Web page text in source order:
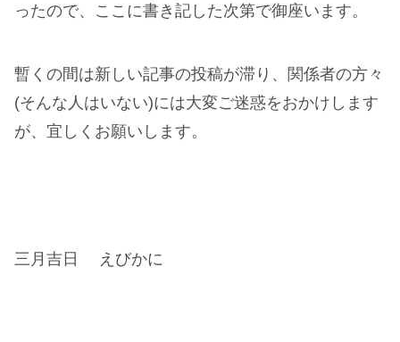
ったので、ここに書き記した次第で御座います。
暫くの間は新しい記事の投稿が滞り、関係者の方々
(そんな人はいない)には大変ご迷惑をおかけします
が、宜しくお願いします。
三月吉日 えびかに